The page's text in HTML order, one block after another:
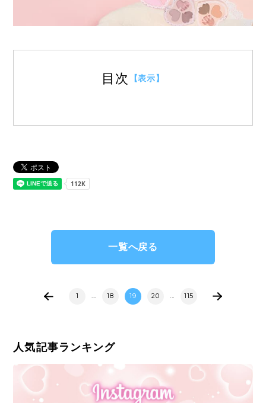
目次 【表示】
一覧へ戻る
1 ... 18 19 20 ... 115
人気記事ランキング